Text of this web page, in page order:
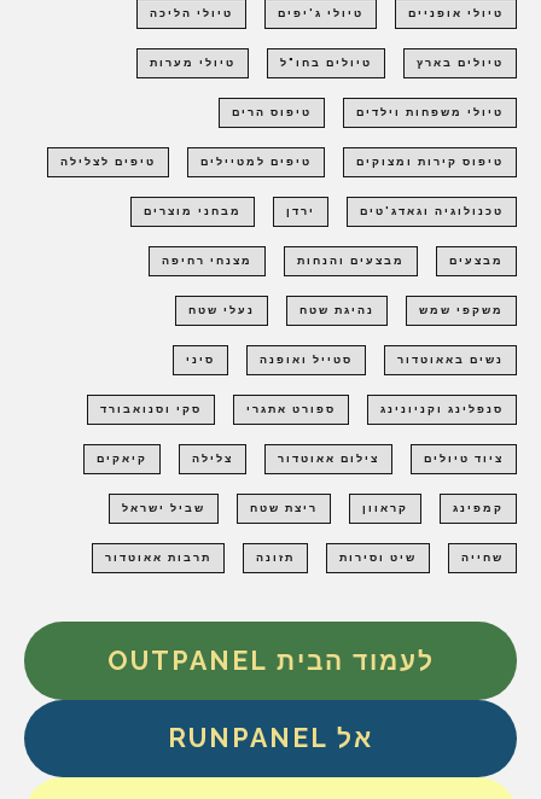
טיולי אופניים טיולי ג'יפים טיולי הליכה
טיולים בארץ טיולים בחו"ל טיולי מערות
טיולי משפחות וילדים טיפוס הרים
טיפוס קירות ומצוקים טיפים למטיילים טיפים לצלילה
טכנולוגיה וגאדג'טים ירדן מבחני מוצרים
מבצעים מבצעים והנחות מצנחי רחיפה
משקפי שמש נהיגת שטח נעלי שטח
נשים באאוטדור סטייל ואופנה סיני
סנפלינג וקניונינג ספורט אתגרי סקי וסנואבורד
ציוד טיולים צילום אאוטדור צלילה קיאקים
קמפינג קראוון ריצת שטח שביל ישראל
שחייה שיט וסירות תזונה תרבות אאוטדור
לעמוד הבית OUTPANEL
אל RUNPANEL